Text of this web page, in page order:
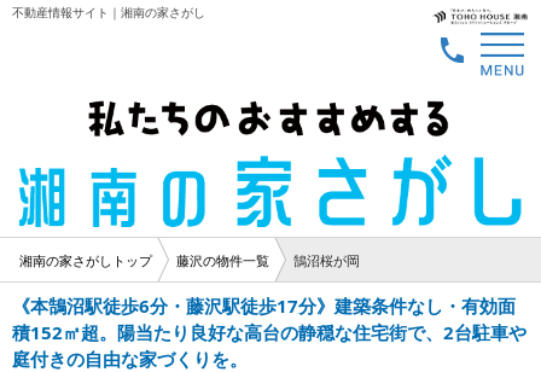
不動産情報サイト｜湘南の家さがし
湘南の家さがしトップ 藤沢の物件一覧 鵠沼桜が岡
《本鵠沼駅徒歩6分・藤沢駅徒歩17分》建築条件なし・有効面
積152㎡超。陽当たり良好な高台の静穏な住宅街で、2台駐車や
庭付きの自由な家づくりを。